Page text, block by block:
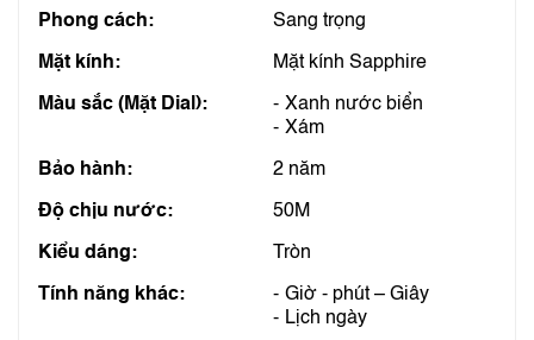
Phong cách: Sang trọng
Mặt kính: Mặt kính Sapphire
Màu sắc (Mặt Dial):
Xanh nước biển
Xám
Bảo hành: 2 năm
Độ chịu nước: 50M
Kiểu dáng: Tròn
Tính năng khác:
Giờ - phút – Giây
Lịch ngày